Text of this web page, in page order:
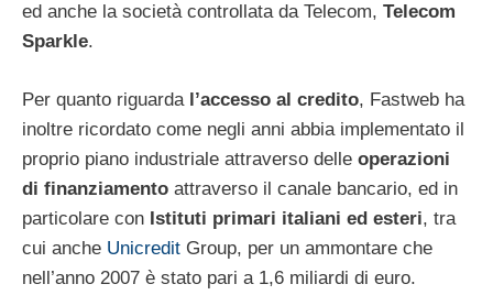
ed anche la società controllata da Telecom, Telecom
Sparkle.
Per quanto riguarda l’accesso al credito, Fastweb ha
inoltre ricordato come negli anni abbia implementato il
proprio piano industriale attraverso delle operazioni
di finanziamento attraverso il canale bancario, ed in
particolare con Istituti primari italiani ed esteri, tra
cui anche Unicredit Group, per un ammontare che
nell’anno 2007 è stato pari a 1,6 miliardi di euro.